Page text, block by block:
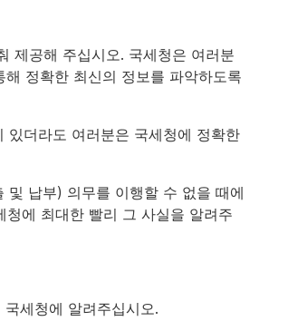
제공해 주십시오. 국세청은 여러분
해 정확한 최신의 정보를 파악하도록
있더라도 여러분은 국세청에 정확한
및 납부) 의무를 이행할 수 없을 때에
에 최대한 빨리 그 사실을 알려주
세청에 알려주십시오.